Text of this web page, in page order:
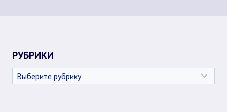
РУБРИКИ
Рубрики